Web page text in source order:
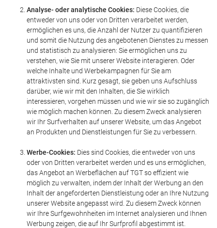
Analyse- oder analytische Cookies: Diese Cookies, die
entweder von uns oder von Dritten verarbeitet werden,
ermöglichen es uns, die Anzahl der Nutzer zu quantifizieren
und somit die Nutzung des angebotenen Dienstes zu messen
und statistisch zu analysieren: Sie ermöglichen uns zu
verstehen, wie Sie mit unserer Website interagieren. Oder
welche Inhalte und Werbekampagnen für Sie am
attraktivsten sind. Kurz gesagt, sie geben uns Aufschluss
darüber, wie wir mit den Inhalten, die Sie wirklich
interessieren, vorgehen müssen und wie wir sie so zugänglich
wie möglich machen können. Zu diesem Zweck analysieren
wir Ihr Surfverhalten auf unserer Website, um das Angebot
an Produkten und Dienstleistungen für Sie zu verbessern.
Werbe-Cookies: Dies sind Cookies, die entweder von uns
oder von Dritten verarbeitet werden und es uns ermöglichen,
das Angebot an Werbeflächen auf TGT so effizient wie
möglich zu verwalten, indem der Inhalt der Werbung an den
Inhalt der angeforderten Dienstleistung oder an Ihre Nutzung
unserer Website angepasst wird. Zu diesem Zweck können
wir Ihre Surfgewohnheiten im Internet analysieren und Ihnen
Werbung zeigen, die auf Ihr Surfprofil abgestimmt ist.